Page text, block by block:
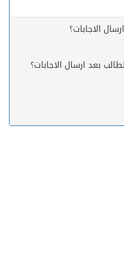
الاجابات؟
بعد ارسال الاجابات؟